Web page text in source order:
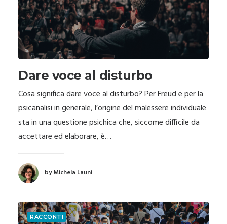
Dare voce al disturbo
Cosa significa dare voce al disturbo? Per Freud e per la
psicanalisi in generale, l’origine del malessere individuale
sta in una questione psichica che, siccome difficile da
accettare ed elaborare, è…
by Michela Launi
RACCONTI